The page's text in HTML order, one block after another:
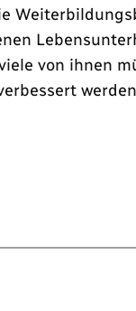
von ihnen